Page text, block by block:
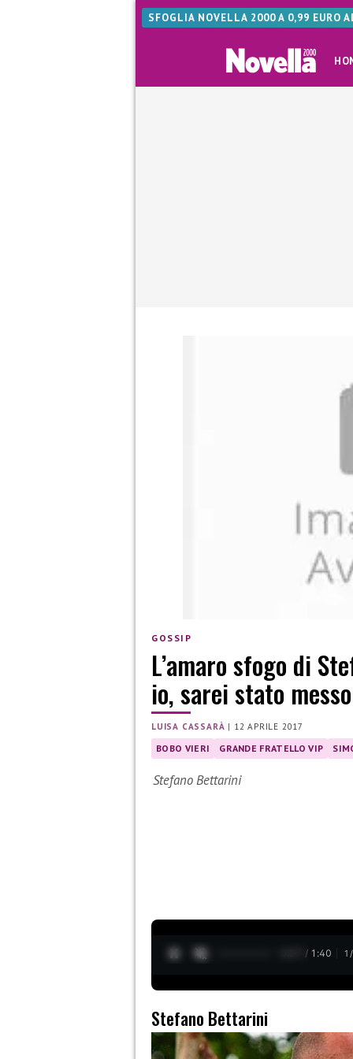
SFOGLIA NOVELLA 2000 A 0,99 EURO
GOSSIP
L’amaro sfogo di
io, sarei stato
LUISA CASSARÀ | 12 APRILE 2017
BOBO VIERI GRANDE FRATELLO VIP
Stefano Bettarini
0:28 / 1:40 1 /
Stefano Bettarini